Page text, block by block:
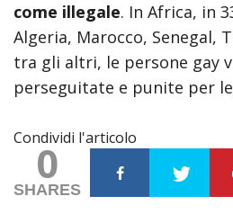
come illegale. In Africa, in
Algeria, Marocco, Senegal,
tra gli altri, le persone gay
perseguitate e punite per
Condividi l'articolo
0
SHARES